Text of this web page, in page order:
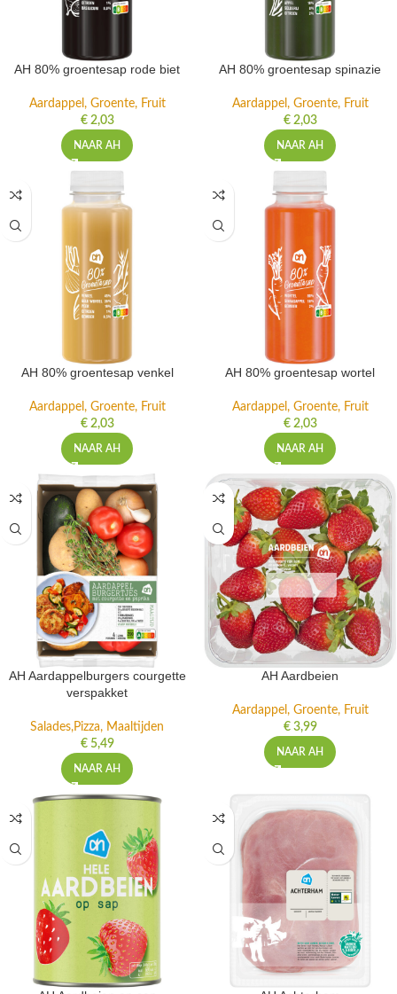
AH 80% groentesap rode biet
Aardappel, Groente, Fruit
€2,03
NAAR AH
AH 80% groentesap spinazie
Aardappel, Groente, Fruit
€2,03
NAAR AH
AH 80% groentesap venkel
Aardappel, Groente, Fruit
€2,03
NAAR AH
AH 80% groentesap wortel
Aardappel, Groente, Fruit
€2,03
NAAR AH
AH Aardappelburgers courgette
verspakket
Salades,Pizza, Maaltijden
€5,49
NAAR AH
AH Aardbeien
Aardappel, Groente, Fruit
€3,99
NAAR AH